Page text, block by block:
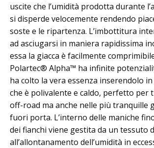
uscite che l’umidità prodotta durante
si disperde velocemente rendendo
soste e le ripartenza. L’imbottitura
ad asciugarsi in maniera rapidissima
essa la giacca è facilmente
Polartec® Alpha™ ha infinite
ha colto la vera essenza inserendolo
che è polivalente e caldo, perfetto per
off-road ma anche nelle più tranquille
fuori porta. L’interno delle maniche
dei fianchi viene gestita da un tessuto
all’allontanamento dell’umidità in